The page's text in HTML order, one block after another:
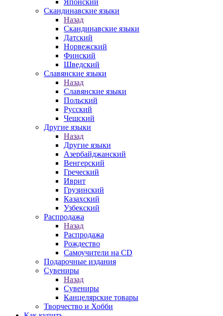
Японский
Скандинавские языки
Назад
Скандинавские языки
Датский
Норвежский
Финский
Шведский
Славянские языки
Назад
Славянские языки
Польский
Русский
Чешский
Другие языки
Назад
Другие языки
Азербайджанский
Венгерский
Греческий
Иврит
Грузинский
Казахский
Узбекский
Распродажа
Назад
Распродажа
Рождество
Самоучители на CD
Подарочные издания
Сувениры
Назад
Сувениры
Канцелярские товары
Творчество и Хобби